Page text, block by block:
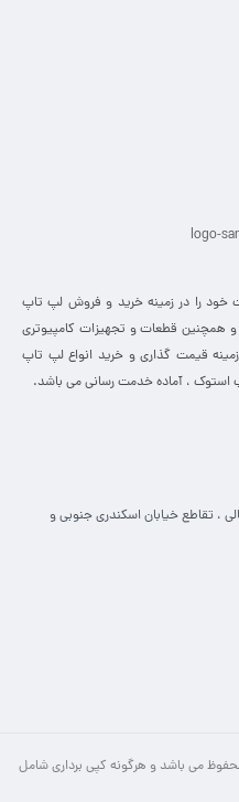
اطلاع وب از سال 83 فعالیت خود را در زمینه خرید و فروش لپ تاپ
همچنین قطعات و تجهیزات کامپیوتری
قیمت گذاری و خرید انواع لپ تاپ
، آماده خدمت رسانی می باشد.
، تقاطع خیابان اسکندری جنوبی و
می باشد و هرگونه کپی برداری شامل